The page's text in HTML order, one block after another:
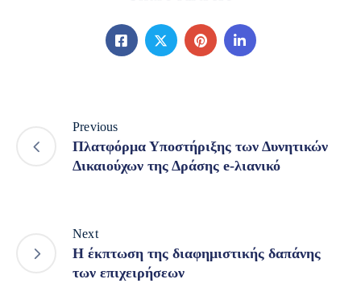
Previous
Πλατφόρμα Υποστήριξης των Δυνητικών
Δικαιούχων της Δράσης e-λιανικό
Next
Η έκπτωση της διαφημιστικής δαπάνης
των επιχειρήσεων